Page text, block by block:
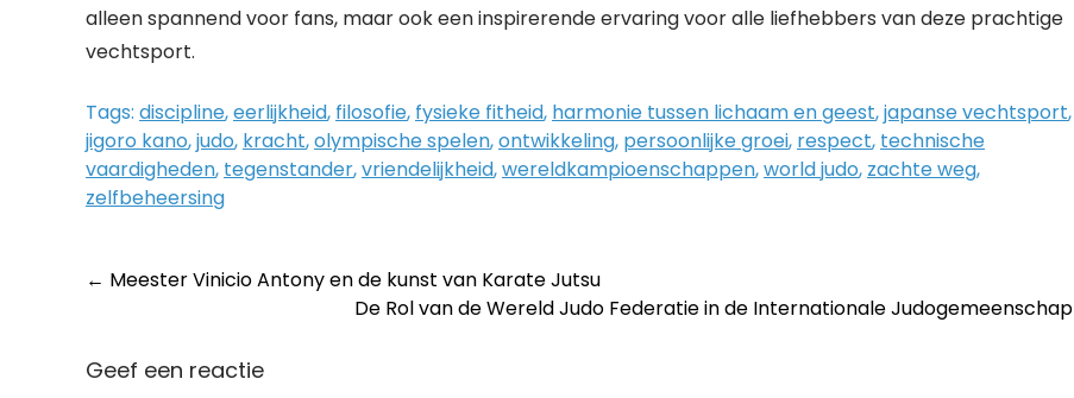
alleen spannend voor fans, maar ook een inspirerende ervaring voor alle liefhebbers van deze prachtige
vechtsport.
Tags: discipline,eerlijkheid, filosofie, fysieke fitheid, harmonie tussen lichaam en geest,japanse vechtsport,
jigoro kano,judo, kracht,olympische spelen,ontwikkeling, persoonlijke groei, respect, technische
vaardigheden, tegenstander,vriendelijkheid,wereldkampioenschappen,world judo, zachte weg,
zelfbeheersing
Post
← Meester Vinicio Antony en de kunst van Karate Jutsu
De Rol van de Wereld Judo Federatie in de Internationale Judogemeenschap
Geef een reactie